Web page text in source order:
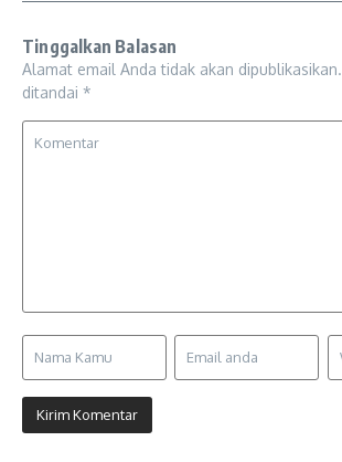
Tinggalkan Balasan
Alamat email Anda tidak akan dipublikasikan.
ditandai *